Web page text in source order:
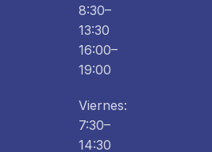
8:30–
13:30
16:00–
19:00
Viernes:
7:30–
14:30